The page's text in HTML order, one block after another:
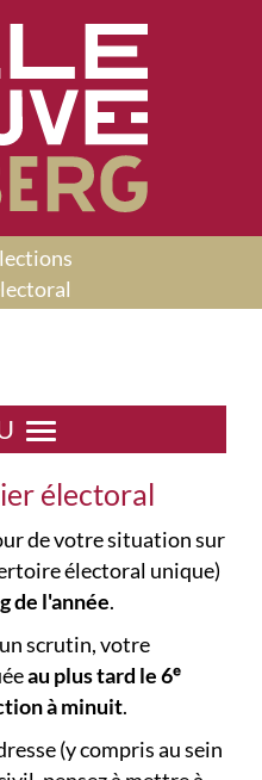
électoral
de votre situation sur
électoral unique)
de l'année.
scrutin, votre
au plus tard le 6ᵉ
à minuit.
(y compris au sein